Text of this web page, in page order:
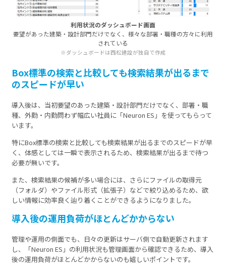
利用状況のダッシュボード画面
要望があった建築・設計部門だけでなく、様々な部署・職種の方々に利用
されている
※ダッシュボードは西松建設が独自で作成
Box標準の検索と比較しても検索結果が出るまで
のスピードが早い
導入後は、当初要望のあった建築・設計部門だけでなく、部署・職
種、外勤・内勤問わず幅広い社員に「Neuron ES」を使ってもらって
います。
特にBox標準の検索と比較しても検索結果が出るまでのスピードが早
く、体感としては一瞬で表示されるため、検索結果が出るまで待つ
必要が無いです。
また、検索結果の候補が多い場合には、さらにファイルの取得元
（フォルダ）やファイル形式（拡張子）などで絞り込めるため、欲
しい情報に効率良く辿り着くことができるようになりました。
導入後の運用負荷がほとんどかからない
管理や運用の側面でも、日々の更新はサーバ側で自動更新されます
し、「Neuron ES」の利用状況も管理画面から確認できるため、導入
後の運用負荷がほとんどかからないのも嬉しいポイントです。